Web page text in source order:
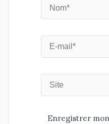
Enregistrer